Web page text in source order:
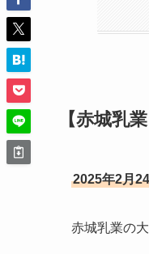
【赤城乳
2025年2月
赤城乳業の